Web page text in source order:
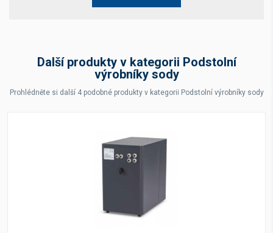
Další produkty v kategorii Podstolní
výrobníky sody
Prohlédněte si další 4 podobné produkty v kategorii Podstolní výrobníky sody